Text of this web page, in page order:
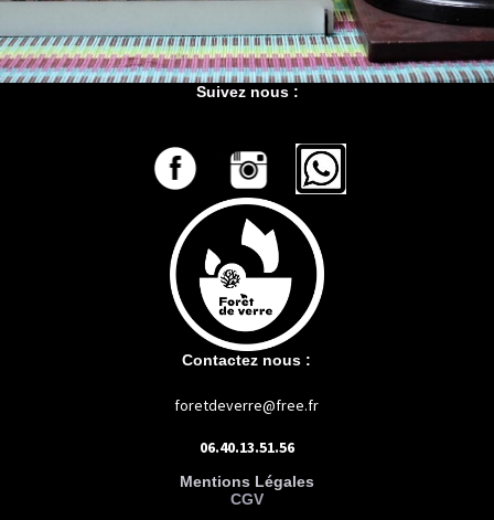
Suivez nous :
Contactez nous :
foretdeverre@free.fr
06.40.13.51.56
Mentions Légales
CGV